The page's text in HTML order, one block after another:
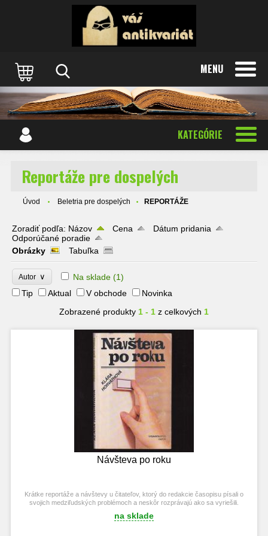
MENU
KATEGÓRIE
Reportáže pre dospelých
Úvod Beletria pre dospelých REPORTÁŽE
Zoradiť podľa: Názov Cena
Dátum pridania
Odporúčané poradie
Obrázky
Tabuľka
Autor ∨ Na sklade (1)
Tip
Aktual V obchode
Novinka
Zobrazené produkty 1 - 1 z celkových 1
Návšteva po roku
Krátke reportáže a návštevy u čitateľov, ktorý do redakcie časopisu písali o
svojich medziľudských problémoch a neskôr rozprávajú ako sa vyriešili.
na sklade